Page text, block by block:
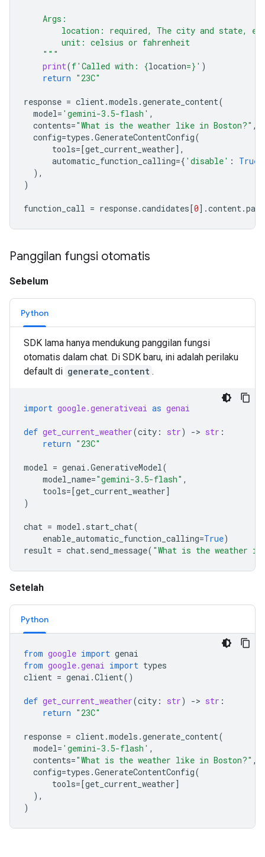
    Args:
location: required, The city and state,
        unit: celsius or fahrenheit
    """
print(f'Called with: {location=} ' )
return "23C"
response = client.models .generate_content(
model= 'gemini-3.5-flash' ,
contents="What is the weather like in Boston?" ,
config=types .GenerateContentConfig(
tools=[get_current_weather],
automatic_function_calling={ 'disable' : True
),
)
function_call = response.candidates[0] .content.
Panggilan fungsi otomatis
Sebelum
Python
SDK lama hanya mendukung panggilan fungsi
otomatis dalam chat. Di SDK baru, ini adalah perilaku
default di generate_content .
import google.generativeai as genai
def get_current_weather(city : str) -> str :
return "23C"
model = genai .GenerativeModel(
model_name="gemini-3.5-flash" ,
tools=[get_current_weather]
)
chat = model . start_chat(
enable_automatic_function_calling=True)
result = chat. send_message( "What is the weather in
Setelah
Python
from google import genai
from google.genai import types
client = genai .Client()
def get_current_weather(city : str) -> str :
return "23C"
response = client.models .generate_content(
model= 'gemini-3.5-flash' ,
contents="What is the weather like in Boston?" ,
config=types .GenerateContentConfig(
tools=[get_current_weather]
),
)